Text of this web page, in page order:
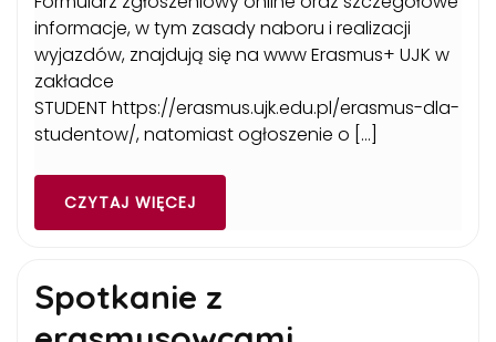
informacje, w tym zasady naboru i realizacji
wyjazdów, znajdują się na www Erasmus+ UJK w
zakładce
STUDENT https://erasmus.ujk.edu.pl/erasmus-dla-
studentow/, natomiast ogłoszenie o […]
CZYTAJ WIĘCEJ
Spotkanie z